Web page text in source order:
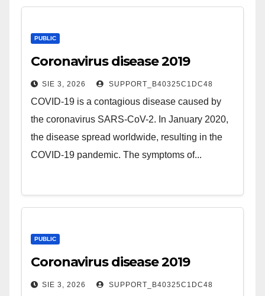
PUBLIC
Coronavirus disease 2019
SIE 3, 2026 SUPPORT_B40325C1DC48
COVID-19 is a contagious disease caused by
the coronavirus SARS-CoV-2. In January 2020,
the disease spread worldwide, resulting in the
COVID-19 pandemic. The symptoms of...
PUBLIC
Coronavirus disease 2019
SIE 3, 2026 SUPPORT_B40325C1DC48